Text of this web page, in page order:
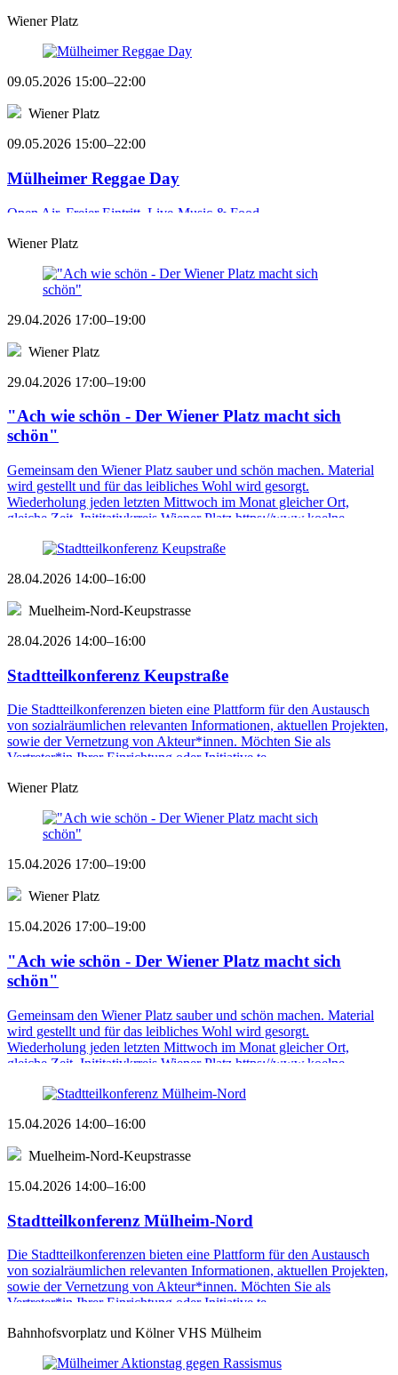
Wiener Platz
09.05.2026 15:00–22:00
Wiener Platz
09.05.2026 15:00–22:00
Mülheimer Reggae Day
Open Air, Freier Eintritt, Live-Music & Food ...
Wiener Platz
29.04.2026 17:00–19:00
Wiener Platz
29.04.2026 17:00–19:00
"Ach wie schön - Der Wiener Platz macht sich
schön"
Gemeinsam den Wiener Platz sauber und schön machen. Material
wird gestellt und für das leibliches Wohl wird gesorgt.
Wiederholung jeden letzten Mittwoch im Monat gleicher Ort,
gleiche Zeit. Inititativkrreis Wiener Platz https://www.koelne ...
28.04.2026 14:00–16:00
Muelheim-Nord-Keupstrasse
28.04.2026 14:00–16:00
Stadtteilkonferenz Keupstraße
Die Stadtteilkonferenzen bieten eine Plattform für den Austausch
von sozialräumlichen relevanten Informationen, aktuellen Projekten,
sowie der Vernetzung von Akteur*innen. Möchten Sie als
Vertreter*in Ihrer Einrichtung oder Initiative te ...
Wiener Platz
15.04.2026 17:00–19:00
Wiener Platz
15.04.2026 17:00–19:00
"Ach wie schön - Der Wiener Platz macht sich
schön"
Gemeinsam den Wiener Platz sauber und schön machen. Material
wird gestellt und für das leibliches Wohl wird gesorgt.
Wiederholung jeden letzten Mittwoch im Monat gleicher Ort,
gleiche Zeit. Inititativkrreis Wiener Platz https://www.koelne ...
15.04.2026 14:00–16:00
Muelheim-Nord-Keupstrasse
15.04.2026 14:00–16:00
Stadtteilkonferenz Mülheim-Nord
Die Stadtteilkonferenzen bieten eine Plattform für den Austausch
von sozialräumlichen relevanten Informationen, aktuellen Projekten,
sowie der Vernetzung von Akteur*innen. Möchten Sie als
Vertreter*in Ihrer Einrichtung oder Initiative te ...
Bahnhofsvorplatz und Kölner VHS Mülheim